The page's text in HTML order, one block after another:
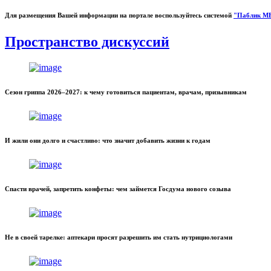
Для размещения Вашей информации на портале воспользуйтесь системой "Паблик
Пространство дискуссий
Сезон гриппа 2026–2027: к чему готовиться пациентам, врачам, призывникам
И жили они долго и счастливо: что значит добавить жизни к годам
Спасти врачей, запретить конфеты: чем займется Госдума нового созыва
Не в своей тарелке: аптекари просят разрешить им стать нутрициологами